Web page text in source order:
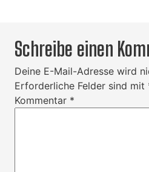
Schreibe einen
Deine E-Mail-Adresse wird
Erforderliche Felder sind mit
Kommentar *